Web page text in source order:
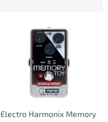
Electro Harmonix Memory